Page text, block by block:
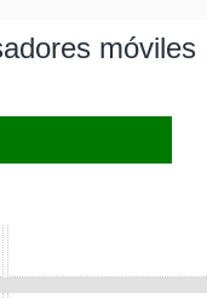
móviles